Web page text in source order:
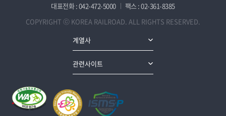
대표전화 : 042-472-5000
팩스 : 02-361-8385
COPYRIGHT ⓒ KOREA RAILROAD. ALL RIGHTS RESERVED.
계열사
관련사이트